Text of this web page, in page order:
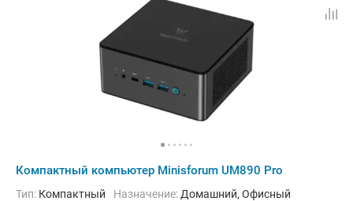
Компактный компьютер Minisforum UM890 Pro
Тип: Компактный Назначение: Домашний, Офисный